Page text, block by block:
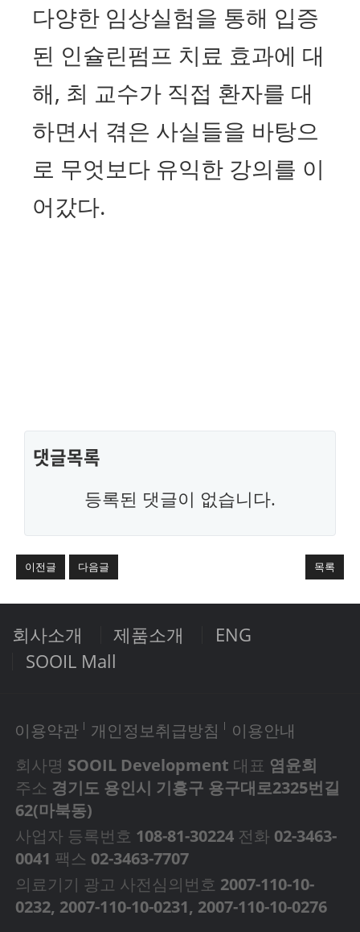
다양한 임상실험을 통해 입증
된 인슐린펌프 치료 효과에 대
해, 최 교수가 직접 환자를 대
하면서 겪은 사실들을 바탕으
로 무엇보다 유익한 강의를 이
어갔다.
댓글목록
등록된 댓글이 없습니다.
이전글 다음글 목록
회사소개 제품소개
ENG
SOOIL Mall
이용약관 개인정보취급방침
이용안내
회사명 SOOIL Development 대표 염윤희
주소 경기도 용인시 기흥구 용구대로2325번길
62(마북동)
사업자 등록번호 108-81-30224 전화 02-3463-
0041 팩스 02-3463-7707
의료기기 광고 사전심의번호 2007-110-10-
0232, 2007-110-10-0231, 2007-110-10-0276